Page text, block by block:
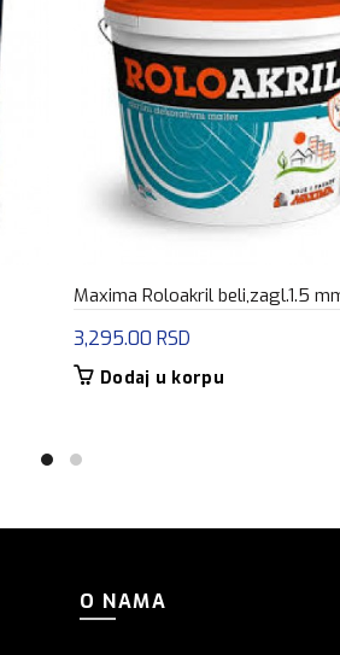
Maxima Roloakril beli,zagl.1.5
3,295.00 RSD
Dodaj u korpu
O NAMA